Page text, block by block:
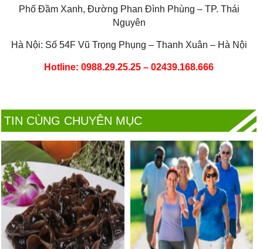
Phố Đầm Xanh, Đường Phan Đình Phùng – TP. Thái
Nguyên
Hà Nội: Số 54F Vũ Trọng Phụng – Thanh Xuân – Hà Nội
Hotline: 0988.29.25.25 – 02439.168.666
TIN CÙNG CHUYÊN MỤC